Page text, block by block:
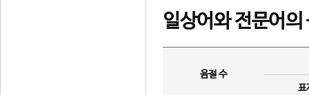
일상어와 전문어의
음절 수
표